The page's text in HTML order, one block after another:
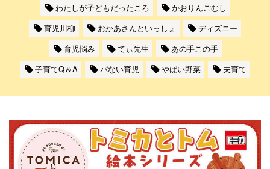
わたしが子どもだったころ
かおりんごむし
育児川柳
おかあさんといっしょ
ディズニー
育児悩み
てぃ先生
あの手この手
子育てQ＆A
パない育児 やばい野菜 夫育て